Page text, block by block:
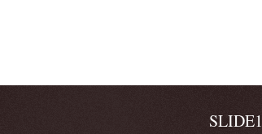
SLIDE1